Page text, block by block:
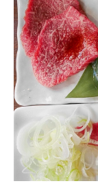
燒肉套餐很快就
D燒肉套餐
D套餐比A套餐多
上面就是各部